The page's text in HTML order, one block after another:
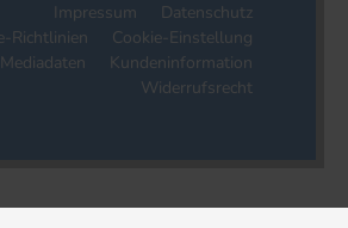
Impressum
Datenschutz
Richtlinien
Cookie-Einstellung
Mediadaten
Kundeninformation
Widerrufsrecht